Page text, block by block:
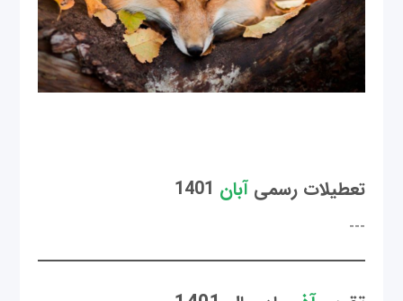
تعطیلات رسمیآبان
---